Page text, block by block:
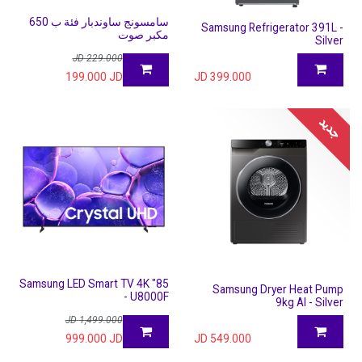
Samsung Refrigerator 391L -
Silver
399.000
سامسونج ساوندبار فئة ب 650
مكبر صوت
229.000
JD
199.000 JD
جديد
Samsung Dryer Heat Pump
9kg AI - Silver
549.000
85" Samsung LED Smart TV 4K
- U8000F
1,499.000
JD
999.000 JD